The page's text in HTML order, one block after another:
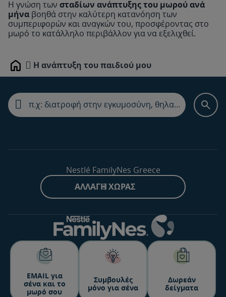
24840
24845
24850
24860
24865
24870
Η γνώση των σταδίων ανάπτυξης του μωρού ανά
μήνα βοηθά στην καλύτερη κατανόηση των
συμπεριφορών και αναγκών του, προσφέροντας στο
μωρό το κατάλληλο περιβάλλον για να εξελιχθεί.
Home Η ανάπτυξη του παιδιού μου
Nestlé FamilyNes Greece
ΑΛΛΑΓΉ ΧΏΡΑΣ
ΕΜΑΙL για
σένα και το
μωρό σου
Συμβουλές
μόνο για σένα
Δωρεάν
δείγματα